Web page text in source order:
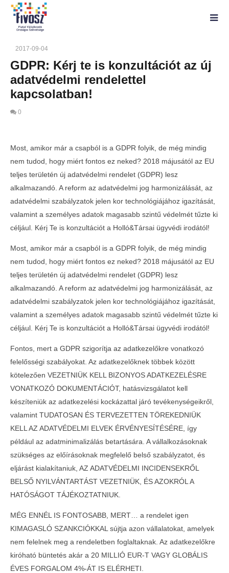
2017-09-04
GDPR: Kérj te is konzultációt az új
adatvédelmi rendelettel
kapcsolatban!
0
adatvédelmi rendelettel kapcsolatban!
2017-
09-04
a
2017-
Most, amikor már a csapból is a GDPR folyik, de még mindig
nem tudod, hogy miért fontos ez neked? 2018 májusától az EU
teljes területén új adatvédelmi rendelet (GDPR) lesz
alkalmazandó. A reform az adatvédelmi jog harmonizálását, az
adatvédelmi szabályzatok jelen kor technológiájához igazítását,
valamint a személyes adatok magasabb szintű védelmét tűzte ki
céljául. Kérj Te is konzultációt a Holló&Társai ügyvédi irodától!
Most, amikor már a csapból is a GDPR folyik, de még mindig
nem tudod, hogy miért fontos ez neked? 2018 májusától az EU
teljes területén új adatvédelmi rendelet (GDPR) lesz
alkalmazandó. A reform az adatvédelmi jog harmonizálását, az
adatvédelmi szabályzatok jelen kor technológiájához igazítását,
valamint a személyes adatok magasabb szintű védelmét tűzte ki
céljául. Kérj Te is konzultációt a Holló&Társai ügyvédi irodától!
Fontos, mert a GDPR szigorítja az adatkezelőkre vonatkozó
felelősségi szabályokat. Az adatkezelőknek többek között
kötelezően VEZETNIÜK KELL BIZONYOS ADATKEZELÉSRE
VONATKOZÓ DOKUMENTÁCIÓT, hatásvizsgálatot kell
készíteniük az adatkezelési kockázattal járó tevékenységeikről,
valamint TUDATOSAN ÉS TERVEZETTEN TÖREKEDNIÜK
KELL AZ ADATVÉDELMI ELVEK ÉRVÉNYESÍTÉSÉRE, így
például az adatminimalizálás betartására. A vállalkozásoknak
szükséges az előírásoknak megfelelő belső szabályzatot, és
eljárást kialakítaniuk, AZ ADATVÉDELMI INCIDENSEKRŐL
BELSŐ NYILVÁNTARTÁST VEZETNIÜK, ÉS AZOKRÓL A
HATÓSÁGOT TÁJÉKOZTATNIUK.
MÉG ENNÉL IS FONTOSABB, MERT… a rendelet igen
KIMAGASLÓ SZANKCIÓKKAL sújtja azon vállalatokat, amelyek
nem felelnek meg a rendeletben foglaltaknak. Az adatkezelőkre
kiróható büntetés akár a 20 MILLIÓ EUR-T VAGY GLOBÁLIS
ÉVES FORGALOM 4%-ÁT IS ELÉRHETI.